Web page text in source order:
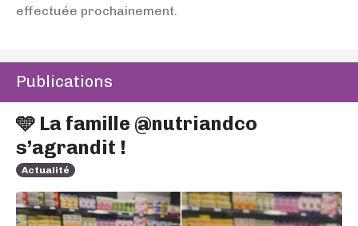
effectuée prochainement.
Publications
🩵 La famille @nutriandco
s’agrandit !
Actualité